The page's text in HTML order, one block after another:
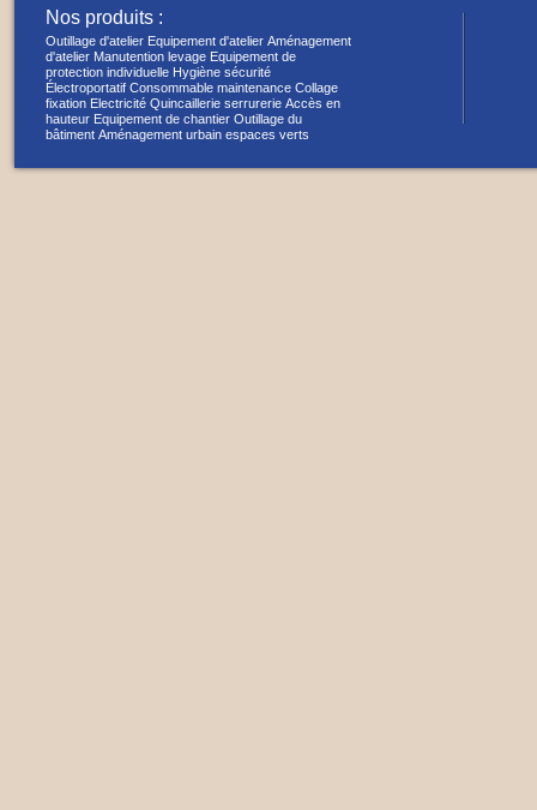
Nos produits :
Outillage d'atelier Equipement d'atelier Aménagement
d'atelier Manutention levage Equipement de
protection individuelle Hygiène sécurité
Électroportatif Consommable maintenance Collage
fixation Electricité Quincaillerie serrurerie Accès en
hauteur Equipement de chantier Outillage du
bâtiment Aménagement urbain espaces verts